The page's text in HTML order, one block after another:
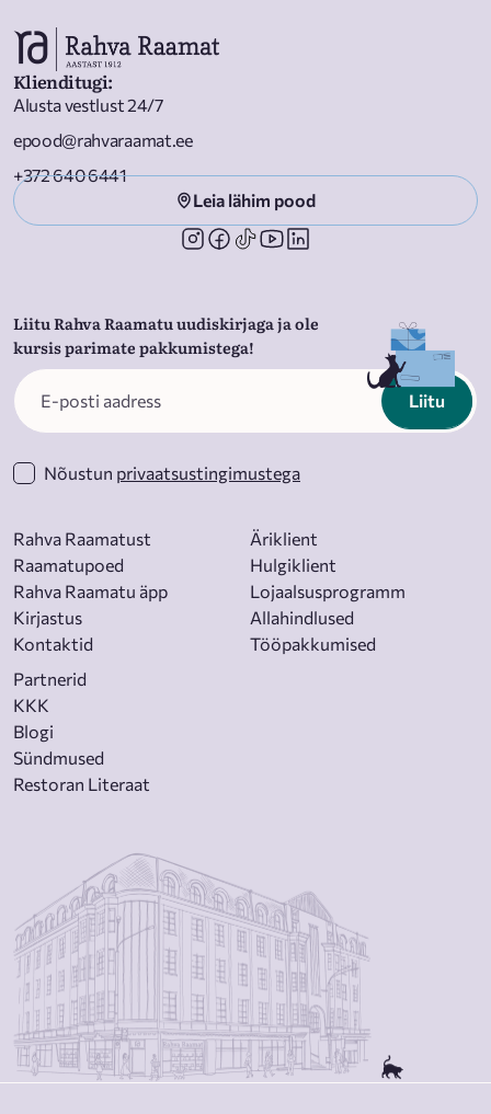
Klienditugi:
Alusta vestlust 24/7
epood@rahvaraamat.ee
+372 640 6441
Leia lähim pood
Liitu Rahva Raamatu uudiskirjaga ja ole
kursis parimate pakkumistega!
Liitu
Nõustun privaatsustingimustega
Rahva Raamatust
Raamatupoed
Rahva Raamatu äpp
Kirjastus
Kontaktid
Äriklient
Hulgiklient
Lojaalsusprogramm
Allahindlused
Tööpakkumised
Partnerid
KKK
Blogi
Sündmused
Restoran Literaat